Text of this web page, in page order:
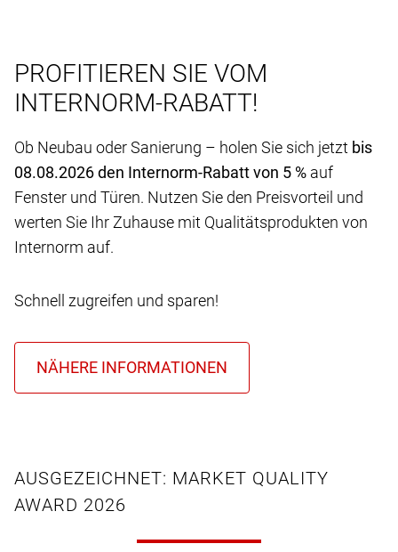
PROFITIEREN SIE VOM
INTERNORM-RABATT!
Ob Neubau oder Sanierung – holen Sie sich jetzt bis
08.08.2026 den Internorm-Rabatt von 5 % auf
Fenster und Türen. Nutzen Sie den Preisvorteil und
werten Sie Ihr Zuhause mit Qualitätsprodukten von
Internorm auf.
Schnell zugreifen und sparen!
AUSGEZEICHNET: MARKET QUALITY
AWARD 2026